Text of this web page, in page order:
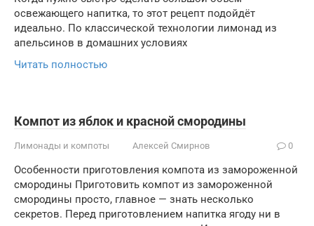
освежающего напитка, то этот рецепт подойдёт
идеально. По классической технологии лимонад из
апельсинов в домашних условиях
Читать полностью
Компот из яблок и красной смородины
Лимонады и компоты Алексей Смирнов 0
Особенности приготовления компота из замороженной
смородины Приготовить компот из замороженной
смородины просто, главное — знать несколько
секретов. Перед приготовлением напитка ягоду ни в